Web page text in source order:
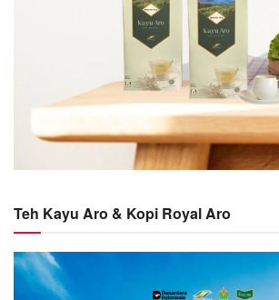
Teh Kayu Aro & Kopi Royal Aro